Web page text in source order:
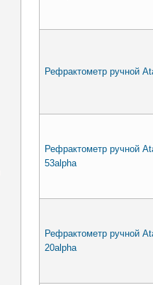
Рефрактометр ручной
Рефрактометр ручной
53alpha
Рефрактометр ручной
20alpha